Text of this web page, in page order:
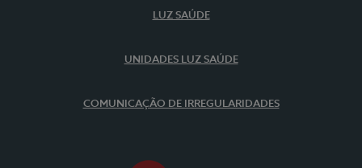
LUZ SAÚDE
UNIDADES LUZ SAÚDE
COMUNICAÇÃO DE IRREGULARIDADES